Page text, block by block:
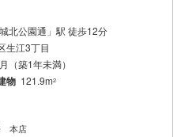
北公園通」駅 徒歩12分
生江3丁目
（築1年未満）
物 121.9m2
本店